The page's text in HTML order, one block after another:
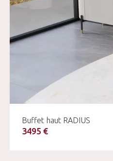
Buffet haut RADIUS
3495 €